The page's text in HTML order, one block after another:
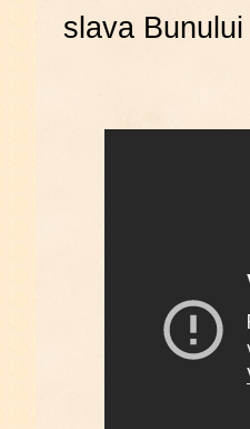
slava